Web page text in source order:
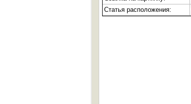
Статья расположения: